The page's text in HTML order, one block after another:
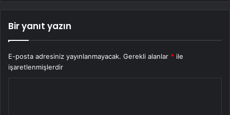
Bir yanıt yazın
E-posta adresiniz yayınlanmayacak. Gerekli alanlar * ile
işaretlenmişlerdir